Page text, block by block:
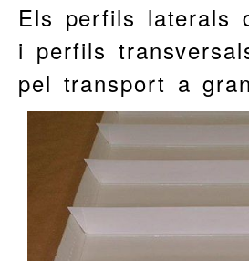
Els perfils laterals
i perfils
pel transport a